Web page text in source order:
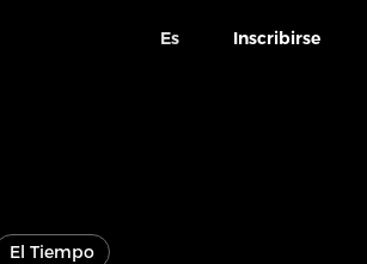
Es Inscribirse
El Tiempo